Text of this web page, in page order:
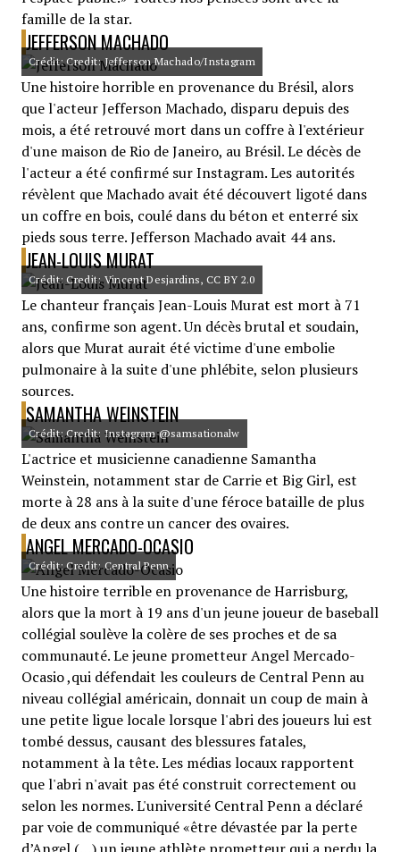
famille de la star.
JEFFERSON MACHADO
Crédit: Credit: Jefferson Machado/Instagram
Une histoire horrible en provenance du Brésil, alors
que l'acteur Jefferson Machado, disparu depuis des
mois, a été retrouvé mort dans un coffre à l'extérieur
d'une maison de Rio de Janeiro, au Brésil. Le décès de
l'acteur a été confirmé sur Instagram. Les autorités
révèlent que Machado avait été découvert ligoté dans
un coffre en bois, coulé dans du béton et enterré six
pieds sous terre. Jefferson Machado avait 44 ans.
JEAN-LOUIS MURAT
Crédit: Credit: Vincent Desjardins, CC BY 2.0
Le chanteur français Jean-Louis Murat est mort à 71
ans, confirme son agent. Un décès brutal et soudain,
alors que Murat aurait été victime d'une embolie
pulmonaire à la suite d'une phlébite, selon plusieurs
sources.
SAMANTHA WEINSTEIN
Crédit: Credit: Instagram @samsationalw
L'actrice et musicienne canadienne Samantha
Weinstein, notamment star de Carrie et Big Girl, est
morte à 28 ans à la suite d'une féroce bataille de plus
de deux ans contre un cancer des ovaires.
ANGEL MERCADO-OCASIO
Crédit: Credit: Central Penn
Une histoire terrible en provenance de Harrisburg,
alors que la mort à 19 ans d'un jeune joueur de baseball
collégial soulève la colère de ses proches et de sa
communauté. Le jeune prometteur Angel Mercado-
Ocasio ,qui défendait les couleurs de Central Penn au
niveau collégial américain, donnait un coup de main à
une petite ligue locale lorsque l'abri des joueurs lui est
tombé dessus, causant des blessures fatales,
notamment à la tête. Les médias locaux rapportent
que l'abri n'avait pas été construit correctement ou
selon les normes. L'université Central Penn a déclaré
par voie de communiqué «être dévastée par la perte